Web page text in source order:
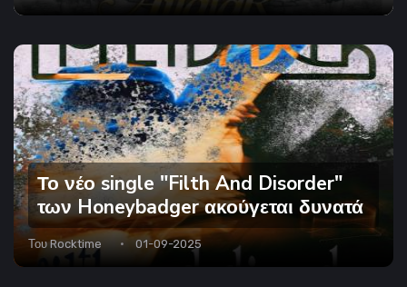
Το νέο single "Filth And Disorder"
των Honeybadger ακούγεται δυνατά
ΤουRocktime 01-09-2025